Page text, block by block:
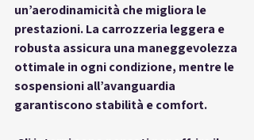
un’aerodinamicità che migliora le
prestazioni. La carrozzeria leggera e
robusta assicura una maneggevolezza
ottimale in ogni condizione, mentre le
sospensioni all’avanguardia
garantiscono stabilità e comfort.